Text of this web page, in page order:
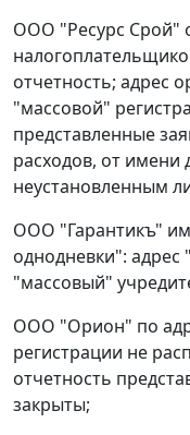
ООО "Ресурс Срой"
отчетность; адрес
"массовой"
представленные
расходов, от
неустановленным
ООО "Гарантикъ"
однодневки": адрес
"массовый"
ООО "Орион" по
регистрации не
отчетность
закрыты;